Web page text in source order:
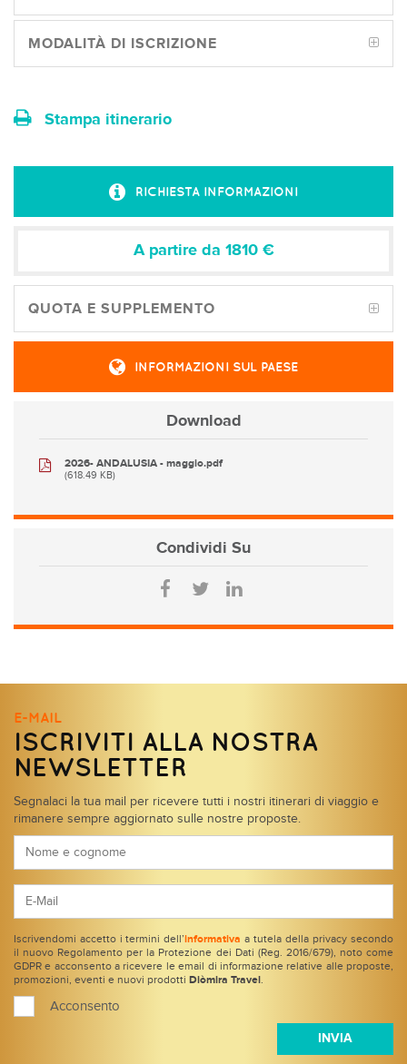
MODALITÀ DI ISCRIZIONE
Stampa itinerario
RICHIESTA INFORMAZIONI
A partire da 1810 €
QUOTA E SUPPLEMENTO
INFORMAZIONI SUL PAESE
Download
2026- ANDALUSIA - maggio.pdf
(618.49 KB)
Condividi Su
E-MAIL
ISCRIVITI ALLA NOSTRA
NEWSLETTER
Segnalaci la tua mail per ricevere tutti i nostri itinerari di viaggio e
rimanere sempre aggiornato sulle nostre proposte.
Iscrivendomi accetto i termini dell’ informativa a tutela della privacy secondo
il nuovo Regolamento per la Protezione dei Dati (Reg. 2016/679), noto come
GDPR e acconsento a ricevere le email di informazione relative alle proposte,
promozioni, eventi e nuovi prodotti Diòmira Travel .
Acconsento